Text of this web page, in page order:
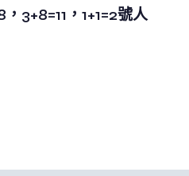
3+8=11，1+1=2號人